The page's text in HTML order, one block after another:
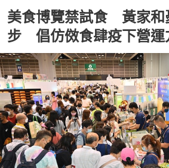
美食博覽禁試食 黃家和
步 倡仿傚食肆疫下營運